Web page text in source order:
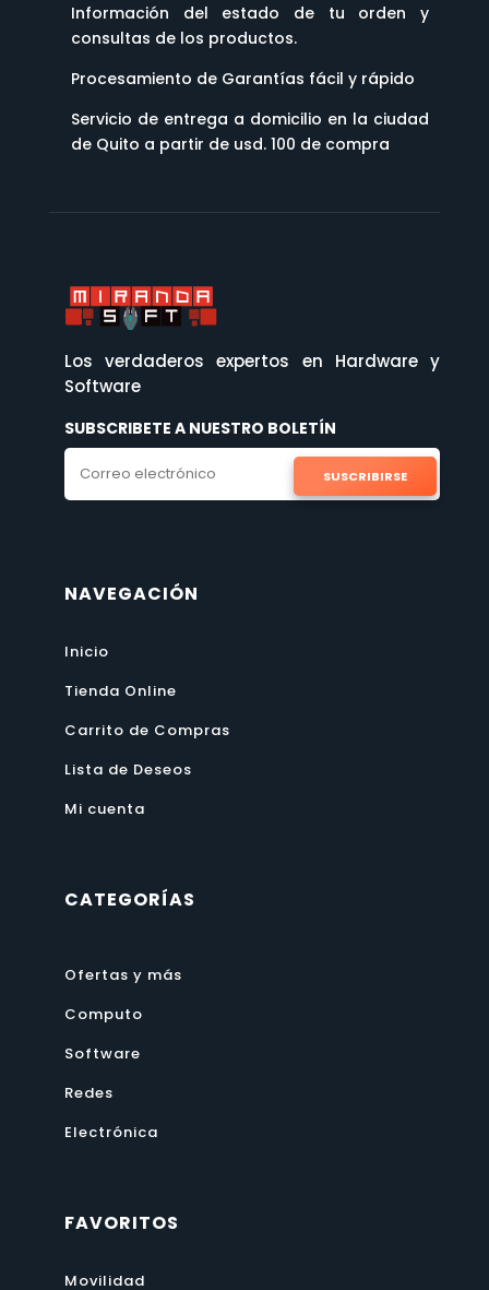
Información del estado de tu orden y
consultas de los productos.
Procesamiento de Garantías fácil y rápido
Servicio de entrega a domicilio en la ciudad
de Quito a partir de usd. 100 de compra
Los verdaderos expertos en Hardware y
Software
SUBSCRIBETE A NUESTRO BOLETÍN
SUSCRIBIRSE
NAVEGACIÓN
Inicio
Tienda Online
Carrito de Compras
Lista de Deseos
Mi cuenta
CATEGORÍAS
Ofertas y más
Computo
Software
Redes
Electrónica
FAVORITOS
Movilidad